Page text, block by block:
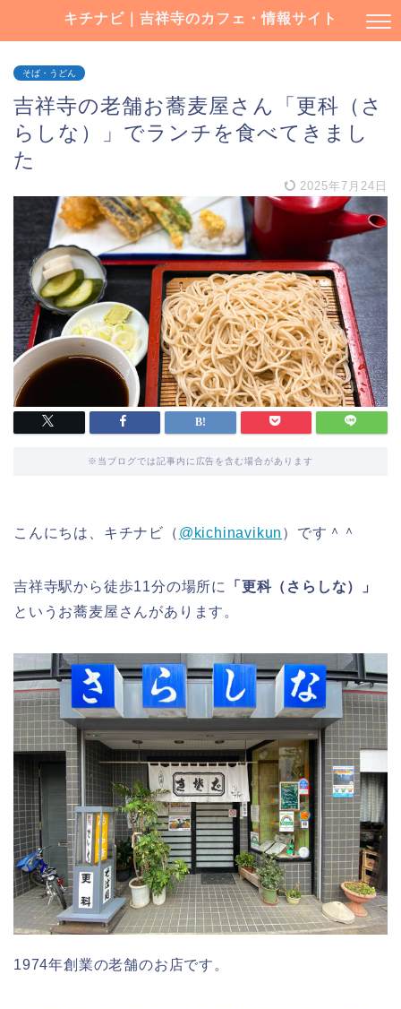
キチナビ｜吉祥寺のカフェ・情報サイト
そば・うどん
吉祥寺の老舗お蕎麦屋さん「更科（さ
らしな）」でランチを食べてきまし
た
2025年7月24日
※当ブログでは記事内に広告を含む場合があります
こんにちは、キチナビ（ @kichinavikun ）です＾＾
吉祥寺駅から徒歩11分の場所に
「更科（さらしな）」
というお蕎麦屋さんがあります。
1974年創業の老舗のお店です。